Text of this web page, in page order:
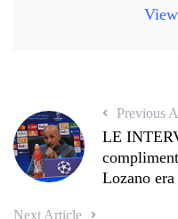
Previous
LE
Lozano
Next Article